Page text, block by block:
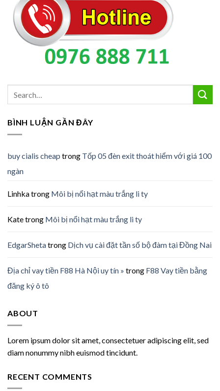
BÌNH LUẬN GẦN ĐÂY
buy cialis cheap trong Tốp 05 đèn exit thoát hiểm với giá 100
ngàn
Linhkatrong Môi bị nổi hạt màu trắng li ty
Katetrong Môi bị nổi hạt màu trắng li ty
EdgarShetatrong Dịch vụ cài đặt tần số bộ đàm tại Đồng Nai
Địa chỉ vay tiền F88 Hà Nội uy tín » trong F88 Vay tiền bằng
đăng ký ô tô
ABOUT
Lorem ipsum dolor sit amet, consectetuer adipiscing elit, sed
diam nonummy nibh euismod tincidunt.
RECENT COMMENTS